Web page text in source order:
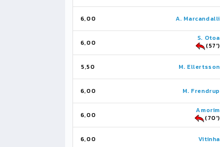
6,00 A. Marcandalli
6,00
S. Otoa
(57')
5,50 M. Ellertsson
6,00 M. Frendrup
6,00
Amorim
(70')
6,00 Vitinha